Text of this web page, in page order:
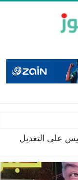
والـ180 اشتراكاً
على التعديل